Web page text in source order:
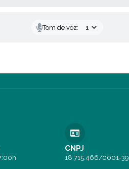
Tom de voz:
CNPJ
18.715.466/0001-39